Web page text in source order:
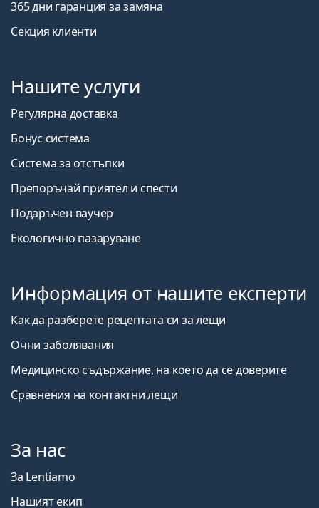
365 дни гаранция за замяна
Секция клиенти
Нашите услуги
Регулярна доставка
Бонус система
Система за отстъпки
Препоръчай приятел и спести
Подаръчен ваучер
Екологично пазаруване
Информация от нашите експерти
Как да разберете рецептата си за лещи
Очни заболявания
Медицинско съдържание, на което да се доверите
Сравнения на контактни лещи
За нас
За Lentiamo
Нашият екип